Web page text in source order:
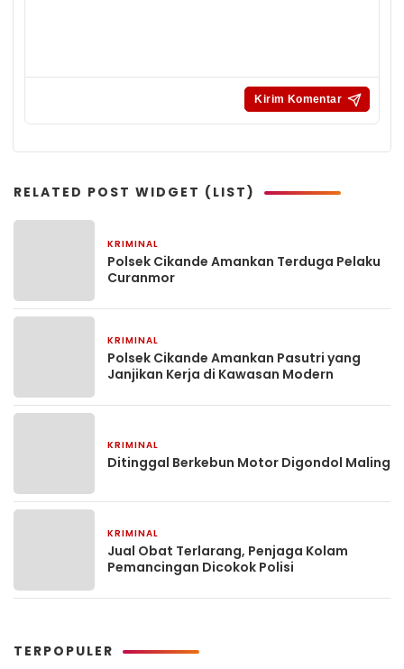
RELATED POST WIDGET (LIST)
KRIMINAL
Polsek Cikande Amankan Terduga Pelaku
Curanmor
KRIMINAL
Polsek Cikande Amankan Pasutri yang
Janjikan Kerja di Kawasan Modern
KRIMINAL
Ditinggal Berkebun Motor Digondol Maling
KRIMINAL
Jual Obat Terlarang, Penjaga Kolam
Pemancingan Dicokok Polisi
TERPOPULER